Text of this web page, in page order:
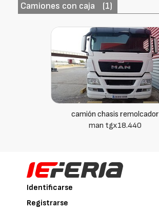
Camiones con caja (1)
camión chasis remolcador
man tgx18.440
Identificarse
Registrarse